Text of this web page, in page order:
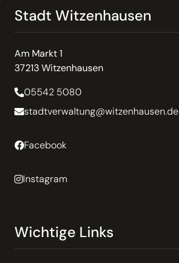
Stadt Witzenhausen
Am Markt 1
37213 Witzenhausen
05542 5080
stadtverwaltung@witzenhausen.de
Facebook
Instagram
Wichtige Links